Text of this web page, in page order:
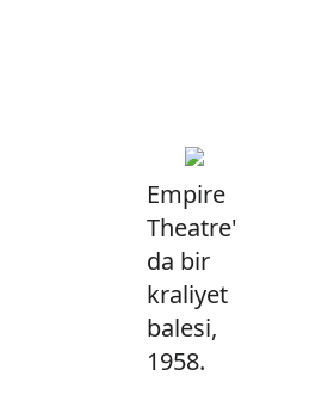
Empire
Theatre'
da bir
kraliyet
balesi,
1958.